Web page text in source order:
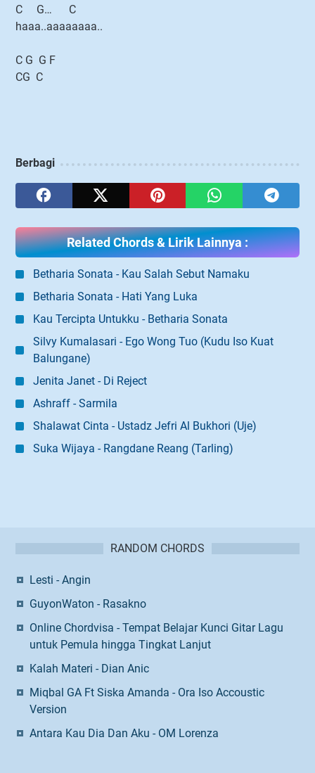
C G… C
haaa..aaaaaaaa..
C G G F
CG C
Berbagi
Related Chords & Lirik Lainnya :
Betharia Sonata - Kau Salah Sebut Namaku
Betharia Sonata - Hati Yang Luka
Kau Tercipta Untukku - Betharia Sonata
Silvy Kumalasari - Ego Wong Tuo (Kudu Iso Kuat
Balungane)
Jenita Janet - Di Reject
Ashraff - Sarmila
Shalawat Cinta - Ustadz Jefri Al Bukhori (Uje)
Suka Wijaya - Rangdane Reang (Tarling)
RANDOM CHORDS
Lesti - Angin
GuyonWaton - Rasakno
Online Chordvisa - Tempat Belajar Kunci Gitar Lagu
untuk Pemula hingga Tingkat Lanjut
Kalah Materi - Dian Anic
Miqbal GA Ft Siska Amanda - Ora Iso Accoustic
Version
Antara Kau Dia Dan Aku - OM Lorenza